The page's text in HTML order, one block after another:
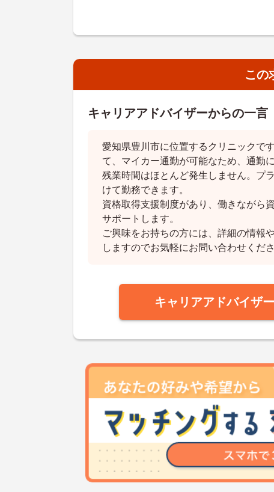
この
キャリアアドバイザーからの一言
愛知県豊川市に位置するクリニックで
て、マイカー通勤が可能なため、通勤に
残業時間はほとんど発生しません。プ
けて勤務できます。
資格取得支援制度があり、働きながら
サポートします。
ご興味をお持ちの方には、詳細の情報
しますのでお気軽にお問い合わせくださ
キャリアアドバイザ